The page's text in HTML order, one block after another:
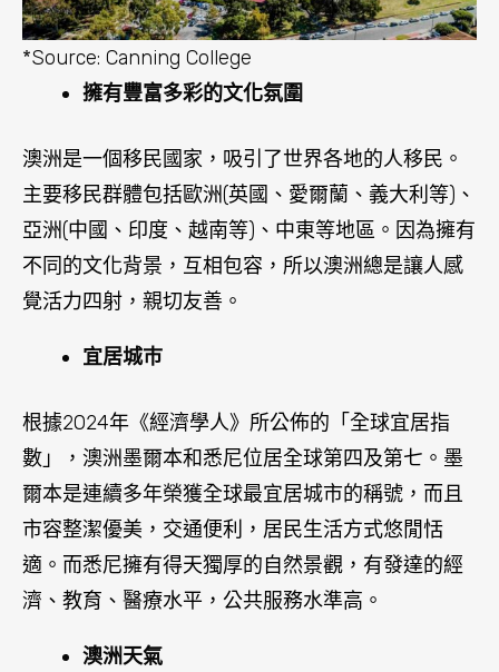
*Source: Canning College
擁有豐富多彩的文化氛圍
澳洲是一個移民國家，吸引了世界各地的人移民。
主要移民群體包括歐洲(英國、愛爾蘭、義大利等)、
亞洲(中國、印度、越南等)、中東等地區。因為擁有
不同的文化背景，互相包容，所以澳洲總是讓人感
覺活力四射，親切友善。
宜居城巿
根據2024年《經濟學人》所公佈的「全球宜居指
數」，澳洲墨爾本和悉尼位居全球第四及第七。墨
爾本是連續多年榮獲全球最宜居城市的稱號，而且
市容整潔優美，交通便利，居民生活方式悠閒恬
適。而悉尼擁有得天獨厚的自然景觀，有發達的經
濟、教育、醫療水平，公共服務水準高。
澳洲天氣